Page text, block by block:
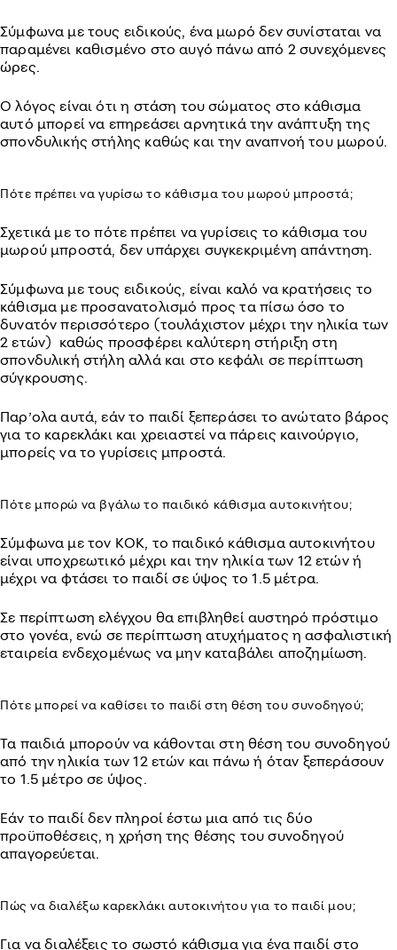
Σύμφωνα με τους ειδικούς, ένα μωρό δεν συνίσταται να
παραμένει καθισμένο στο αυγό πάνω από 2 συνεχόμενες
ώρες.
Ο λόγος είναι ότι η στάση του σώματος στο κάθισμα
αυτό μπορεί να επηρεάσει αρνητικά την ανάπτυξη της
σπονδυλικής στήλης καθώς και την αναπνοή του μωρού.
Πότε πρέπει να γυρίσω το κάθισμα του μωρού μπροστά;
Σχετικά με το πότε πρέπει να γυρίσεις το κάθισμα του
μωρού μπροστά, δεν υπάρχει συγκεκριμένη απάντηση.
Σύμφωνα με τους ειδικούς, είναι καλό να κρατήσεις το
κάθισμα με προσανατολισμό προς τα πίσω όσο το
δυνατόν περισσότερο (τουλάχιστον μέχρι την ηλικία των
2 ετών) καθώς προσφέρει καλύτερη στήριξη στη
σπονδυλική στήλη αλλά και στο κεφάλι σε περίπτωση
σύγκρουσης.
Παρ’ολα αυτά, εάν το παιδί ξεπεράσει το ανώτατο βάρος
για το καρεκλάκι και χρειαστεί να πάρεις καινούργιο,
μπορείς να το γυρίσεις μπροστά.
Πότε μπορώ να βγάλω το παιδικό κάθισμα αυτοκινήτου;
Σύμφωνα με τον ΚΟΚ, το παιδικό κάθισμα αυτοκινήτου
είναι υποχρεωτικό μέχρι και την ηλικία των 12 ετών ή
μέχρι να φτάσει το παιδί σε ύψος το 1.5 μέτρα.
Σε περίπτωση ελέγχου θα επιβληθεί αυστηρό πρόστιμο
στο γονέα, ενώ σε περίπτωση ατυχήματος η ασφαλιστική
εταιρεία ενδεχομένως να μην καταβάλει αποζημίωση.
Πότε μπορεί να καθίσει το παιδί στη θέση του συνοδηγού;
Τα παιδιά μπορούν να κάθονται στη θέση του συνοδηγού
από την ηλικία των 12 ετών και πάνω ή όταν ξεπεράσουν
το 1.5 μέτρο σε ύψος.
Εάν το παιδί δεν πληροί έστω μια από τις δύο
προϋποθέσεις, η χρήση της θέσης του συνοδηγού
απαγορεύεται.
Πώς να διαλέξω καρεκλάκι αυτοκινήτου για το παιδί μου;
Για να διαλέξεις το σωστό κάθισμα για ένα παιδί στο